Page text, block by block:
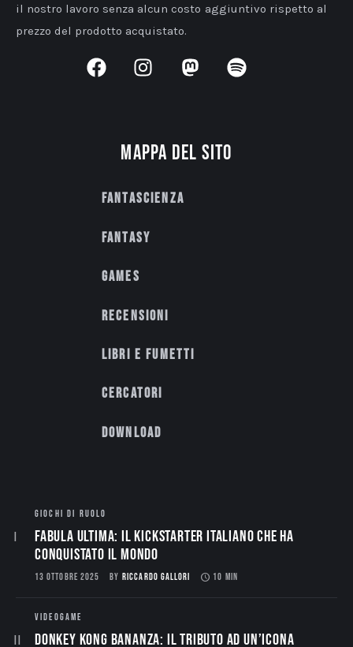
il nostro lavoro senza alcun costo aggiuntivo rispetto al
prezzo del prodotto acquistato.
Mappa del sito
Fantascienza
Fantasy
Games
Recensioni
Libri e fumetti
Cercatori
Download
GIOCHI DI RUOLO
Fabula Ultima: il Kickstarter italiano che ha
conquistato il mondo
13 OTTOBRE 2025 BY RICCARDO GALLORI 10 MIN
VIDEOGAME
Donkey Kong Bananza: Il Tributo ad un’Icona